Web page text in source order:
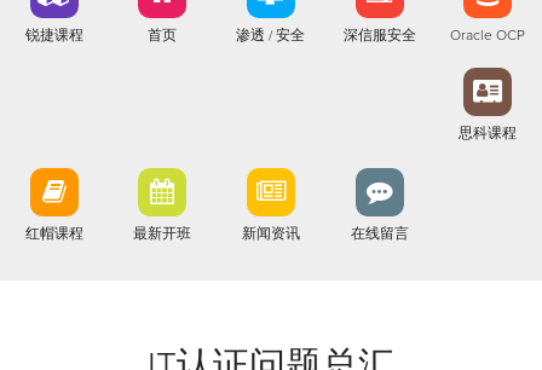
锐捷课程 首页 渗透 / 安全 深信服安全 Oracle OCP
思科课程
红帽课程 最新开班 新闻资讯 在线留言